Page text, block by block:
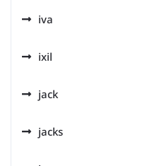
iva
ixil
jack
jacks